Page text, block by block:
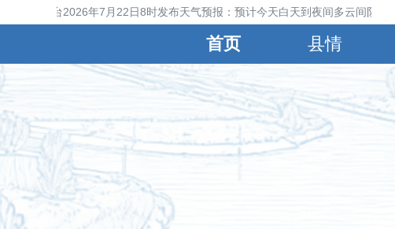
晋县气象台2026年7月22日8时发布天气预报：预计今天白天到夜间多云间阴
首页 县情